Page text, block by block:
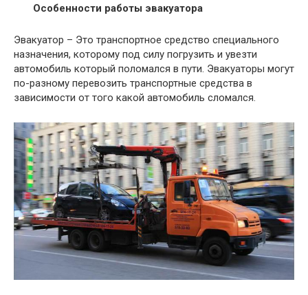
Особенности работы эвакуатора
Эвакуатор – Это транспортное средство специального
назначения, которому под силу погрузить и увезти
автомобиль который поломался в пути. Эвакуаторы могут
по-разному перевозить транспортные средства в
зависимости от того какой автомобиль сломался.